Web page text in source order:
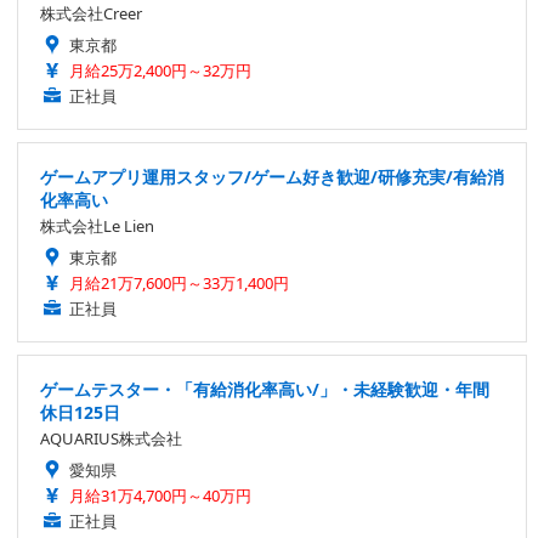
株式会社Creer
東京都
月給25万2,400円～32万円
正社員
ゲームアプリ運用スタッフ/ゲーム好き歓迎/研修充実/有給消
化率高い
株式会社Le Lien
東京都
月給21万7,600円～33万1,400円
正社員
ゲームテスター・「有給消化率高い/」・未経験歓迎・年間
休日125日
AQUARIUS株式会社
愛知県
月給31万4,700円～40万円
正社員